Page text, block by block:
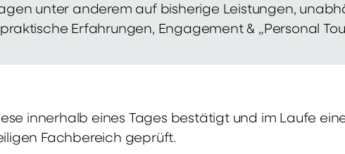
unter anderem auf bisherige Leistungen,
Erfahrungen, Engagement & „Personal
innerhalb eines Tages bestätigt und im Laufe
Fachbereich geprüft.